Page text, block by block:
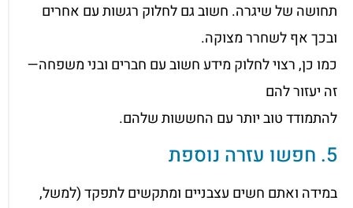
תחושה של שיגרה. חשוב גם לחלוק רגשות עם אחרים
ובכך אף לשחרר מצוקה.
כמו כן, רצוי לחלוק מידע חשוב עם חברים ובני משפחה—
זה יעזור להם
להתמודד טוב יותר עם החששות שלהם.
5. חפשו עזרה נוספת
במידה ואתם חשים עצבניים ומתקשים לתפקד (למשל,